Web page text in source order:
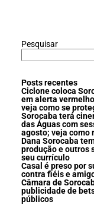
Pesquisar
Posts recentes
Ciclone coloca
em alerta
veja como se
Sorocaba terá
das Águas com
agosto; veja como
Dana Sorocaba
produção e outros
seu currículo
Casal é preso por
contra fiéis e
Câmara de
publicidade de
públicos